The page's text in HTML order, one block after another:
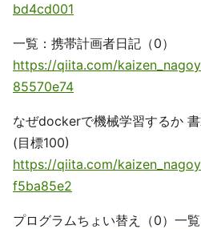
bd4cd001
一覧：携帯計画者日記（0）
https://qiita.com/
85570e74
なぜdockerで機械学習するか
(目標100)
https://qiita.com/
f5ba85e2
プログラムちょい替え（0）一